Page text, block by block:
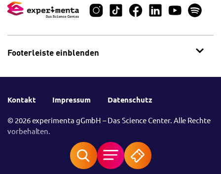
Footerleiste einblenden
Kontakt Impressum Datenschutz
© 2026 experimenta gGmbH – Das Science Center. Alle Rechte
vorbehalten.